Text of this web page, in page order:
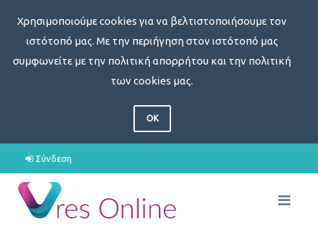
Χρησιμοποιούμε cookies για να βελτιστοποιήσουμε τον
ιστότοπό μας. Με την περιήγηση στον ιστότοπό μας
συμφωνείτε με την πολιτική απορρήτου και την πολιτική
των cookies μας.
OK
Σύνδεση